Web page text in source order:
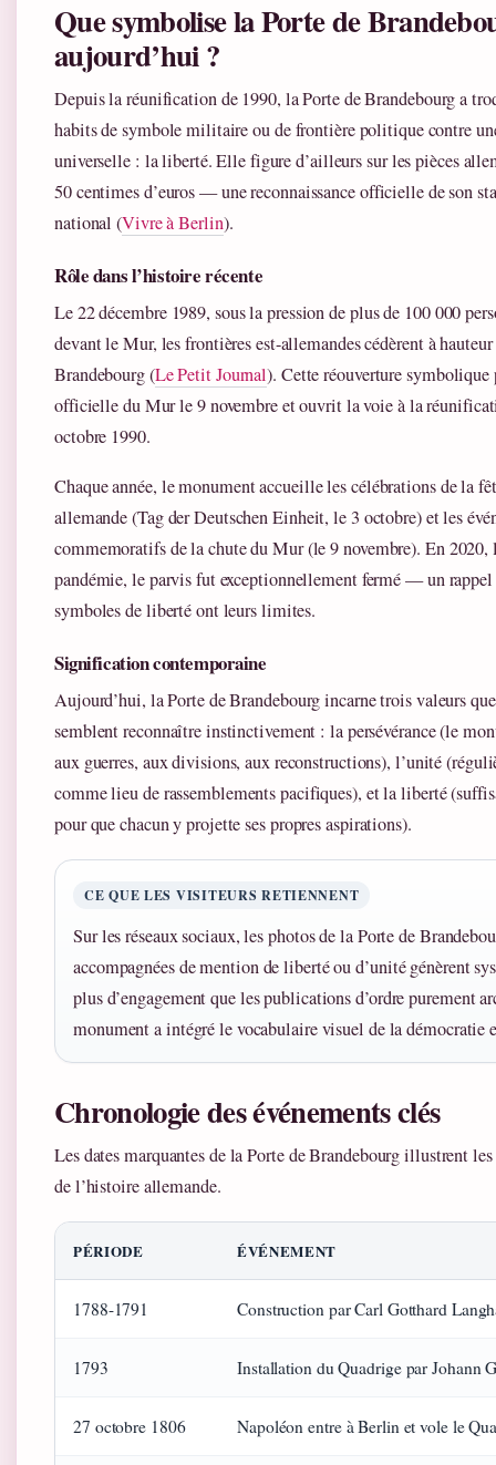
Que symbolise la Porte de
aujourd’hui ?
Depuis la réunification de 1990, la Porte de Brandebourg a
habits de symbole militaire ou de frontière politique contre
universelle : la liberté. Elle figure d’ailleurs sur les pièces
50 centimes d’euros — une reconnaissance officielle de son
national (Vivre à Berlin).
Rôle dans l’histoire récente
Le 22 décembre 1989, sous la pression de plus de 100 000
devant le Mur, les frontières est-allemandes cédèrent à
Brandebourg (Le Petit Journal). Cette réouverture symbolique
officielle du Mur le 9 novembre et ouvrit la voie à la
octobre 1990.
Chaque année, le monument accueille les célébrations de la
allemande (Tag der Deutschen Einheit, le 3 octobre) et les
commemoratifs de la chute du Mur (le 9 novembre). En 2020,
pandémie, le parvis fut exceptionnellement fermé — un rappel
symboles de liberté ont leurs limites.
Signification contemporaine
Aujourd’hui, la Porte de Brandebourg incarne trois valeurs
semblent reconnaître instinctivement : la persévérance (le
aux guerres, aux divisions, aux reconstructions), l’unité
comme lieu de rassemblements pacifiques), et la liberté
pour que chacun y projette ses propres aspirations).
CE QUE LES VISITEURS RETIENNENT
Sur les réseaux sociaux, les photos de la Porte de
accompagnées de mention de liberté ou d’unité génèrent
plus d’engagement que les publications d’ordre purement
monument a intégré le vocabulaire visuel de la démocratie
Chronologie des événements clés
Les dates marquantes de la Porte de Brandebourg illustrent
de l’histoire allemande.
PÉRIODE ÉVÉNEMENT
1788-1791 Construction par Carl Gotthard
1793 Installation du Quadrige par Johann
27 octobre 1806 Napoléon entre à Berlin et vole le